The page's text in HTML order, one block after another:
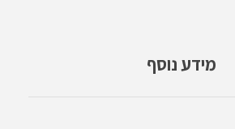
מידע נוסף